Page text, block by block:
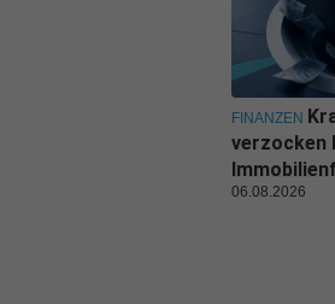
FINANZEN
verzocken
06.08.2026